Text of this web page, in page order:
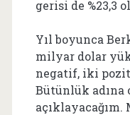
gerisi de %23,3
Yıl boyunca
milyar dolar
negatif, iki
Bütünlük adına